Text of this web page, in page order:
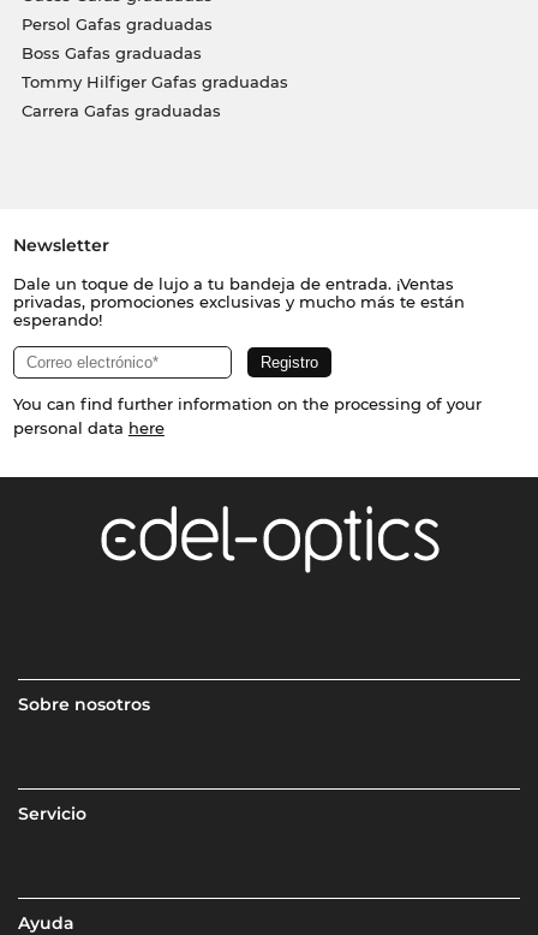
Persol Gafas graduadas
Boss Gafas graduadas
Tommy Hilfiger Gafas graduadas
Carrera Gafas graduadas
Newsletter
Dale un toque de lujo a tu bandeja de entrada. ¡Ventas
privadas, promociones exclusivas y mucho más te están
esperando!
You can find further information on the processing of your
personal data here
Sobre nosotros
Servicio
Ayuda